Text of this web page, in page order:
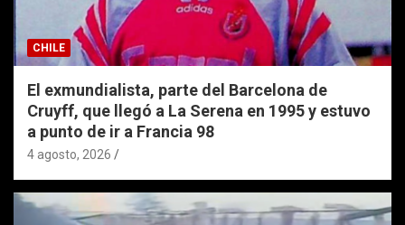
CHILE
El exmundialista, parte del Barcelona de
Cruyff, que llegó a La Serena en 1995 y estuvo
a punto de ir a Francia 98
4 agosto, 2026